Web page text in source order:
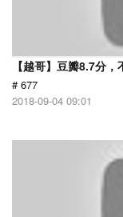
【越哥】豆瓣8.7分
# 677
2018-09-04 09:01